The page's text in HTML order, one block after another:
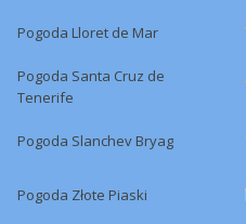
Pogoda Lloret de Mar
Pogoda Santa Cruz de
Tenerife
Pogoda Slanchev Bryag
Pogoda Złote Piaski